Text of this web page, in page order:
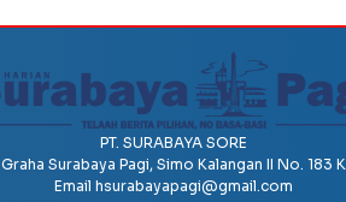
PT. SURABAYA SORE
Graha Surabaya Pagi, Simo Kalangan II No. 183 K
Email hsurabayapagi@gmail.com